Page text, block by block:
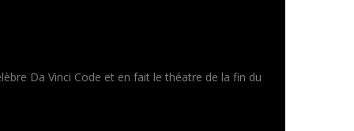
Da Vinci Code et en fait le théatre de la fin du